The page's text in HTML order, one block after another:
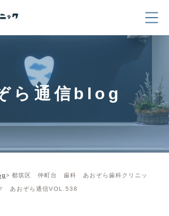
ら通信blog
都筑区 仲町台 歯科 あおぞら歯科クリニッ
あおぞら通信VOL.538